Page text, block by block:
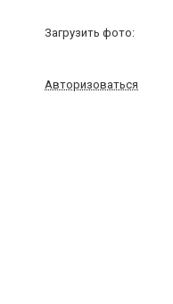
Загрузить фото:
Авторизоваться